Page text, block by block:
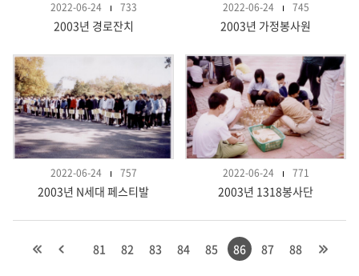
2022-06-24 733
2003년 경로잔치
2022-06-24 745
2003년 가정봉사원
2022-06-24 757
2003년 N세대 페스티발
2022-06-24 771
2003년 1318봉사단
81 82 83 84 85 86 87 88